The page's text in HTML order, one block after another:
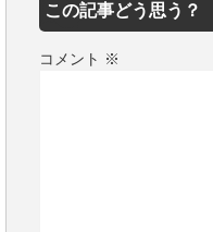
この記事どう思う？
コメント ※